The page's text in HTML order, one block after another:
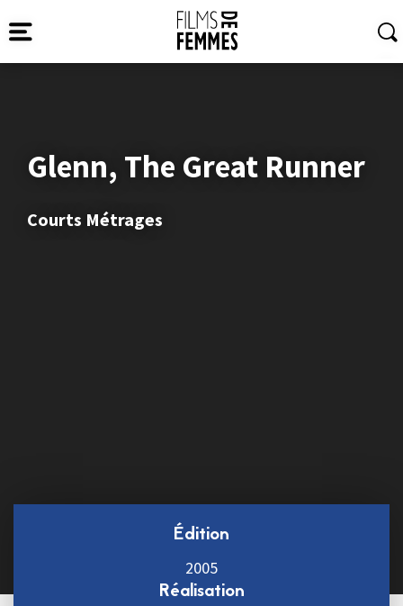
Glenn, The Great Runner
Courts Métrages
Édition
2005
Réalisation